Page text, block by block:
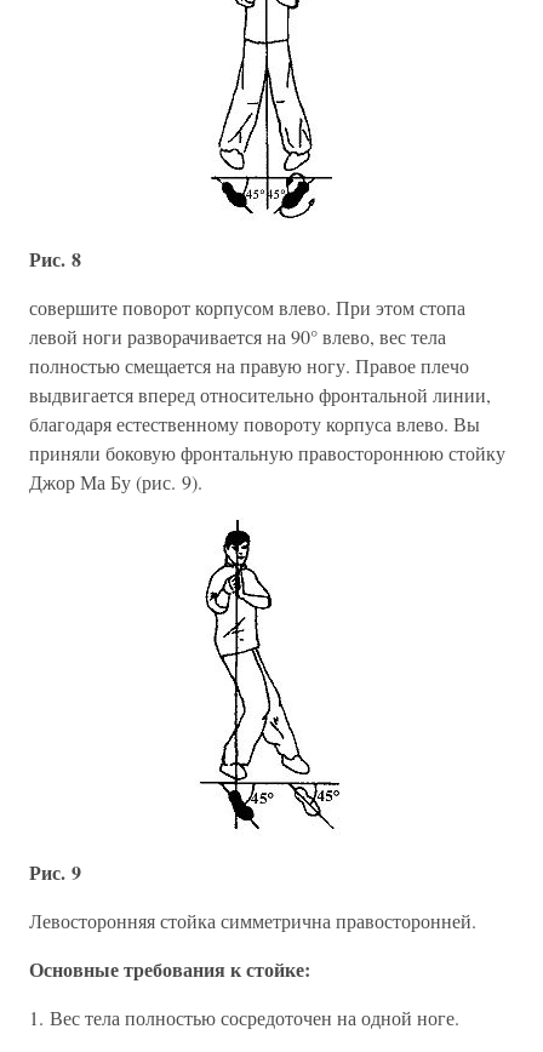
Рис. 8
совершите поворот корпусом влево. При этом стопа
левой ноги разворачивается на 90° влево, вес тела
полностью смещается на правую ногу. Правое плечо
выдвигается вперед относительно фронтальной линии,
благодаря естественному повороту корпуса влево. Вы
приняли боковую фронтальную правостороннюю стойку
Джор Ма Бу (рис. 9).
Рис. 9
Левосторонняя стойка симметрична правосторонней.
Основные требования к стойке:
1. Вес тела полностью сосредоточен на одной ноге.